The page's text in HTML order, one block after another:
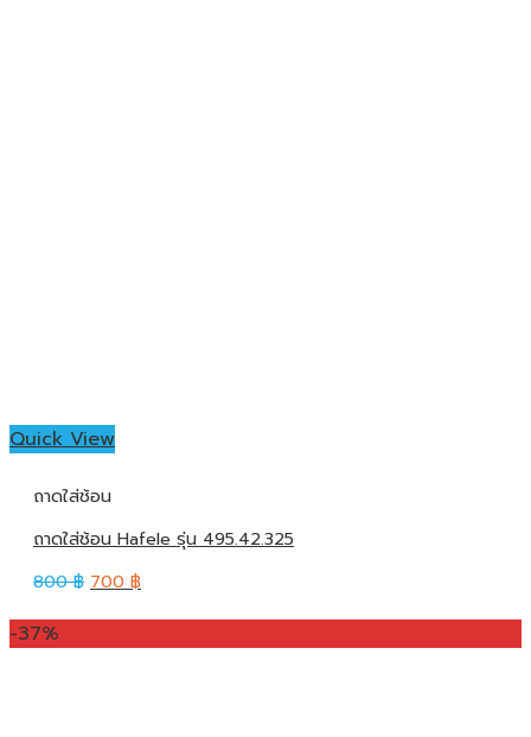
Quick View
ถาดใส่ช้อน
ถาดใส่ช้อน Hafele รุ่น 495.42.325
800฿ 700฿
-37%